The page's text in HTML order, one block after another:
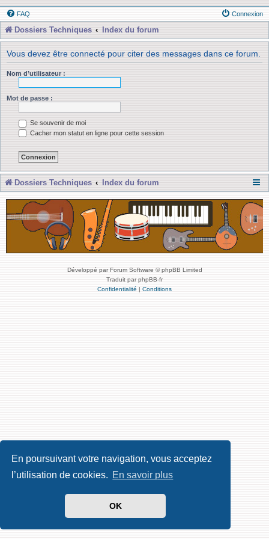
En poursuivant votre navigation, vous acceptez
l’utilisation de cookies. En savoir plus
OK
FAQ Connexion
Dossiers Techniques Index du forum
Vous devez être connecté pour citer des messages dans ce forum.
Nom d’utilisateur :
Mot de passe :
Se souvenir de moi
Cacher mon statut en ligne pour cette session
Dossiers Techniques Index du forum
Développé par Forum Software © phpBB Limited
Traduit par phpBB-fr
Confidentialité | Conditions